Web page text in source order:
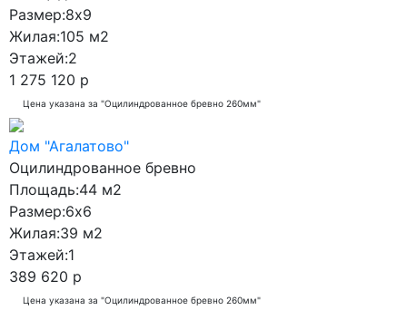
Размер:8x9
Жилая:105 м2
Этажей:2
1 275 120 р
Цена указана за "Оцилиндрованное бревно 260мм"
Дом "Агалатово"
Оцилиндрованное бревно
Площадь:44 м2
Размер:6х6
Жилая:39 м2
Этажей:1
389 620 р
Цена указана за "Оцилиндрованное бревно 260мм"